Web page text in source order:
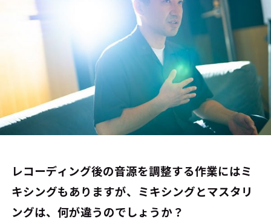
――レコーディング後の音源を調整する作業にはミ
キシングもありますが、ミキシングとマスタリ
ングは、何が違うのでしょうか？